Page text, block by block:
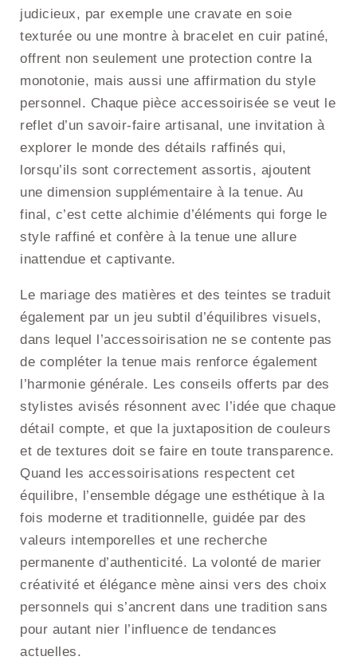
judicieux, par exemple une cravate en soie
texturée ou une montre à bracelet en cuir patiné,
offrent non seulement une protection contre la
monotonie, mais aussi une affirmation du style
personnel. Chaque pièce accessoirisée se veut le
reflet d’un savoir-faire artisanal, une invitation à
explorer le monde des détails raffinés qui,
lorsqu’ils sont correctement assortis, ajoutent
une dimension supplémentaire à la tenue. Au
final, c’est cette alchimie d’éléments qui forge le
style raffiné et confère à la tenue une allure
inattendue et captivante.
Le mariage des matières et des teintes se traduit
également par un jeu subtil d’équilibres visuels,
dans lequel l’accessoirisation ne se contente pas
de compléter la tenue mais renforce également
l’harmonie générale. Les conseils offerts par des
stylistes avisés résonnent avec l’idée que chaque
détail compte, et que la juxtaposition de couleurs
et de textures doit se faire en toute transparence.
Quand les accessoirisations respectent cet
équilibre, l’ensemble dégage une esthétique à la
fois moderne et traditionnelle, guidée par des
valeurs intemporelles et une recherche
permanente d’authenticité. La volonté de marier
créativité et élégance mène ainsi vers des choix
personnels qui s’ancrent dans une tradition sans
pour autant nier l’influence de tendances
actuelles.